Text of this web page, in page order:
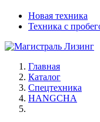
Новая техника
Техника с
Главная
Каталог
Спецтехника
HANGCHA